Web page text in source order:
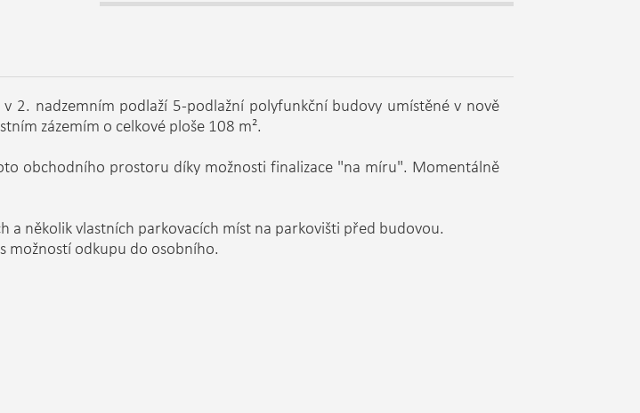
2. nadzemním podlaží 5-podlažní polyfunkční budovy umístěné v nově
zázemím o celkové ploše 108 m².
obchodního prostoru díky možnosti finalizace "na míru". Momentálně
a několik vlastních parkovacích míst na parkovišti před budovou.
možností odkupu do osobního.